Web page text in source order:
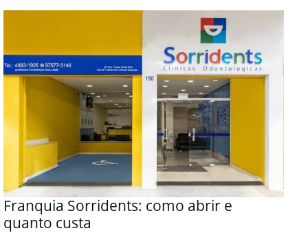
Franquia Sorridents: como abrir e
quanto custa